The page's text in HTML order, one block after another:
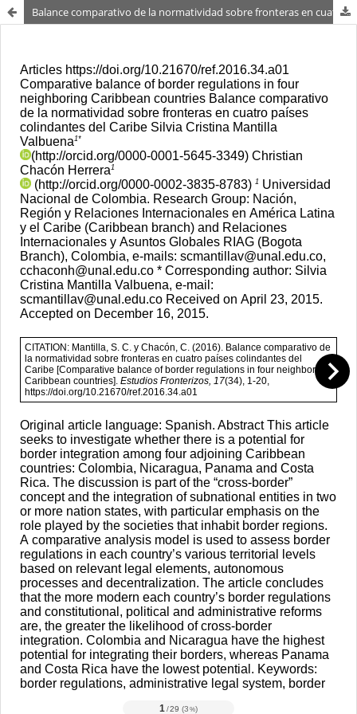
Balance comparativo de la normatividad sobre fronteras en cuatro países colindantes del Caribe